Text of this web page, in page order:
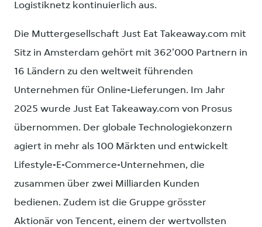
Logistiknetz kontinuierlich aus.
Die Muttergesellschaft Just Eat Takeaway.com mit
Sitz in Amsterdam gehört mit 362'000 Partnern in
16 Ländern zu den weltweit führenden
Unternehmen für Online-Lieferungen. Im Jahr
2025 wurde Just Eat Takeaway.com von Prosus
übernommen. Der globale Technologiekonzern
agiert in mehr als 100 Märkten und entwickelt
Lifestyle-E-Commerce-Unternehmen, die
zusammen über zwei Milliarden Kunden
bedienen. Zudem ist die Gruppe grösster
Aktionär von Tencent, einem der wertvollsten